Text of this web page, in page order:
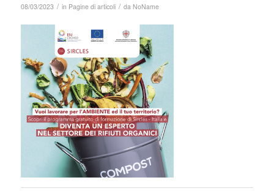
08/03/2023 / in Pagine di articoli / da NoName